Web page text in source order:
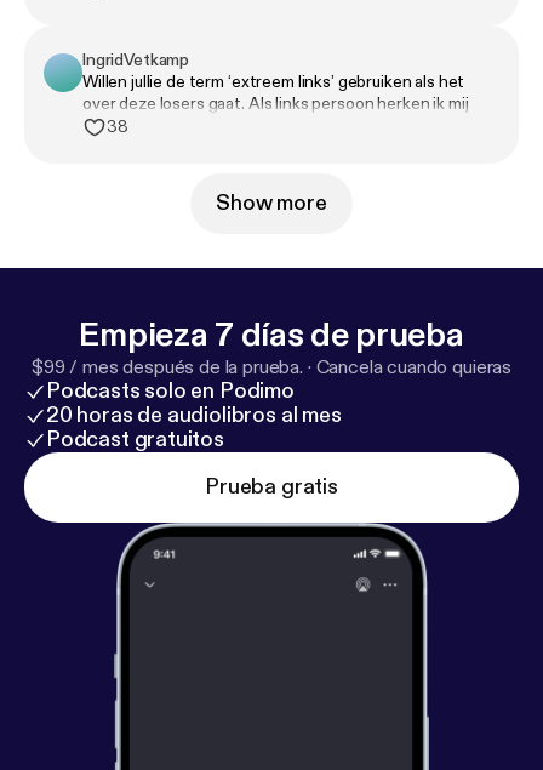
Alpine Divorce. We snappen dat je je partner soms
zat bent, maar ze dood laten vriezen op een berg
gaat ons toch net te ver.
IngridVetkamp
Willen jullie de term ‘extreem links’ gebruiken als het
over deze losers gaat. Als links persoon herken ik mij
niet in deze groep idioten….
38
Show more
Empieza 7 días de prueba
$99 / mes después de la prueba. · Cancela cuando quieras
Podcasts solo en Podimo
20 horas de audiolibros al mes
Podcast gratuitos
Prueba gratis